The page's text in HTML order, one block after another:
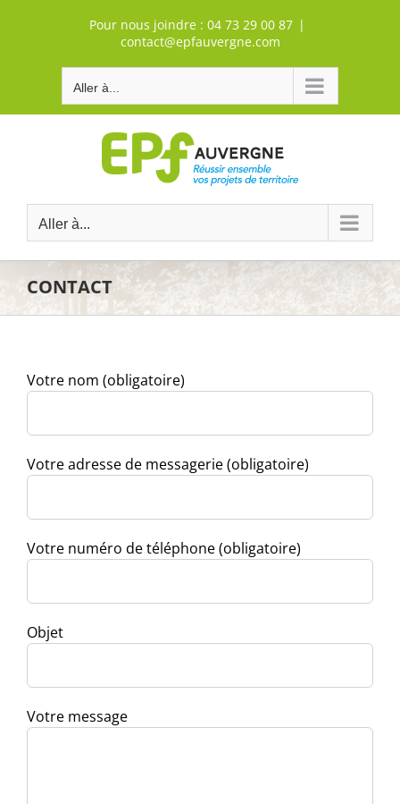
Pour nous joindre : 04 73 29 00 87 |
contact@epfauvergne.com
Aller à...
Aller à...
CONTACT
Votre nom (obligatoire)
Votre adresse de messagerie (obligatoire)
Votre numéro de téléphone (obligatoire)
Objet
Votre message